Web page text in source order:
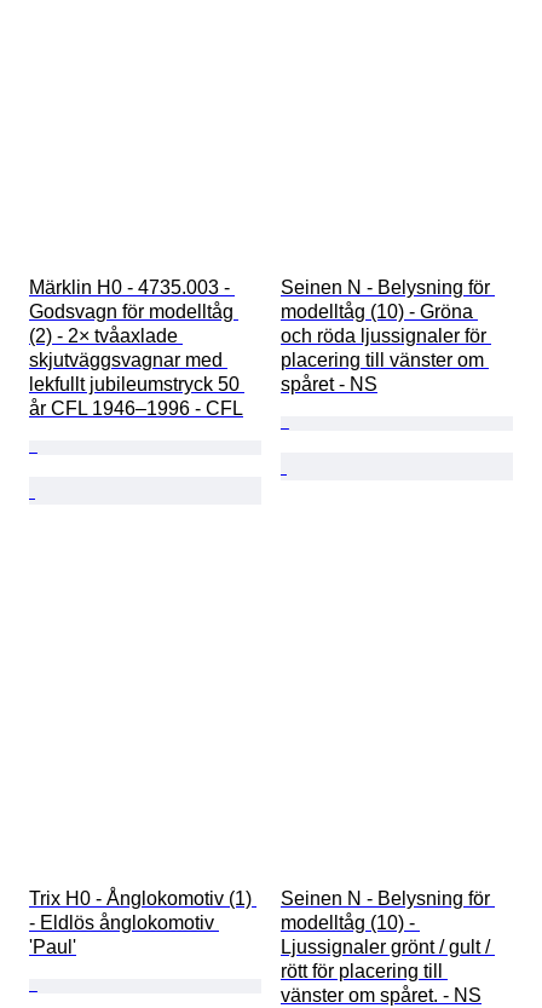
Märklin H0 - 4735.003 -
Godsvagn för modelltåg
(2) - 2× tvåaxlade
skjutväggsvagnar med
lekfullt jubileumstryck 50
år CFL 1946–1996 - CFL
Seinen N - Belysning för
modelltåg (10) - Gröna
och röda ljussignaler för
placering till vänster om
spåret - NS
Trix H0 - Ånglokomotiv (1)
- Eldlös ånglokomotiv
'Paul'
Seinen N - Belysning för
modelltåg (10) -
Ljussignaler grönt / gult /
rött för placering till
vänster om spåret. - NS